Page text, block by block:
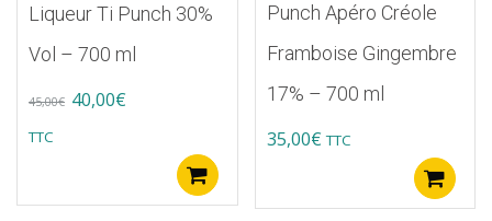
Liqueur Ti Punch 30%
Vol – 700 ml
45,00€ Original
45,00€.
40,00€
40,00€.
TTC
Punch Apéro Créole
Framboise Gingembre
17% – 700 ml
35,00€ TTC